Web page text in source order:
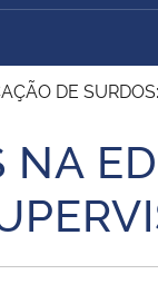
da
do Brasil
DE
NA